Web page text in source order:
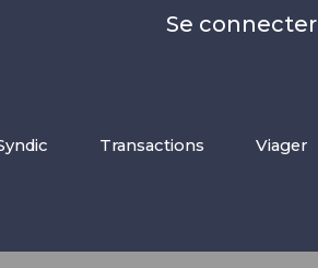
se connecter
espace locataire
syndic transactions viager